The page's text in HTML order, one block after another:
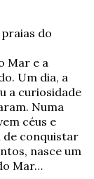
do
Mar e a
Um dia, a
a curiosidade
Numa
céus e
conquistar
nasce um
Mar…